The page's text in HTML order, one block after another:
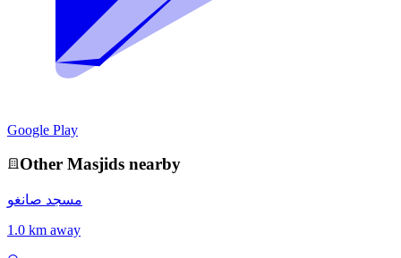
Google Play
Other Masjids nearby
مسجد صانغو
1.0 km away